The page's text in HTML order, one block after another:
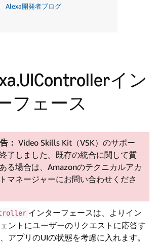
Alexa開発者ブログ
イン
フェース
： Video Skills Kit（VSK）のサポー
了しました。既存の統合に関して質
る場合は、Amazonのテクニカルアカ
マネージャーにお問い合わせくださ
インターフェースは、よりイン
ントにユーザーのリクエストに応答す
アプリのUIの状態を考慮に入れます。